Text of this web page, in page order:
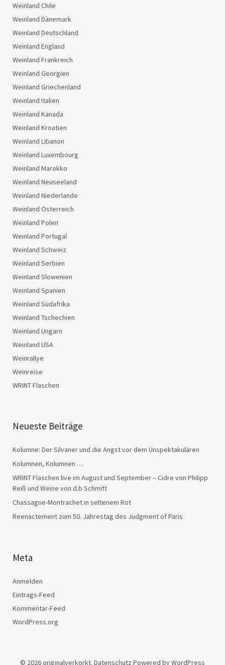
Weinland Chile
Weinland Dänemark
Weinland Deutschland
Weinland England
Weinland Frankreich
Weinland Georgien
Weinland Griechenland
Weinland Italien
Weinland Kanada
Weinland Kroatien
Weinland Libanon
Weinland Luxembourg
Weinland Marokko
Weinland Neuseeland
Weinland Niederlande
Weinland Österreich
Weinland Polen
Weinland Portugal
Weinland Schweiz
Weinland Serbien
Weinland Slowenien
Weinland Spanien
Weinland Südafrika
Weinland Tschechien
Weinland Ungarn
Weinland USA
Weinrallye
Weinreise
WRINT Flaschen
Neueste Beiträge
Kolumne: Der Silvaner und die Angst vor dem Unspektakulären
Kolumnen, Kolumnen …
WRINT Flaschen live im August und September – Cidre von Philipp
Reiß und Weine von d.b Schmitt
Chassagne-Montrachet in seltenem Rot
Reenactement zum 50. Jahrestag des Judgment of Paris
Meta
Anmelden
Eintrags-Feed
Kommentar-Feed
WordPress.org
© 2026originalverkorkt. Datenschutz Powered byWordPress